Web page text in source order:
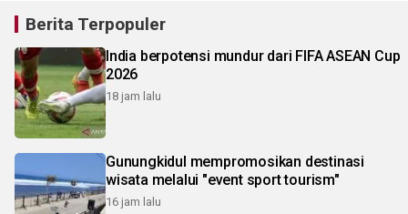
Berita Terpopuler
India berpotensi mundur dari FIFA ASEAN Cup
2026
18 jam lalu
Gunungkidul mempromosikan destinasi
wisata melalui "event sport tourism"
16 jam lalu